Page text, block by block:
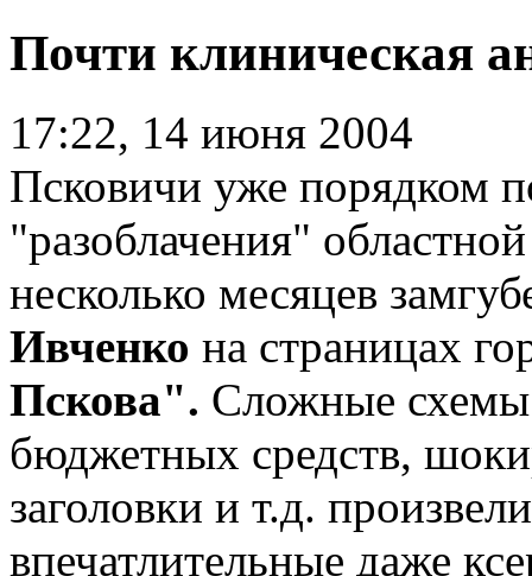
Почти клиническая
17:22, 14 июня 2004
Псковичи уже порядком
"разоблачения"
несколько месяцев
Ивченко на страницах
Пскова". Сложные схемы
бюджетных средств,
заголовки и т.д.
впечатлительные даже